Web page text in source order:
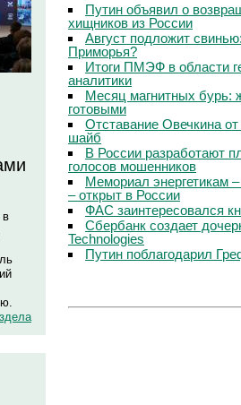
в
Путин объявил о
хищников из России
Август подложит
Приморья?
Итоги ПМЭФ в области
аналитики
Месяц магнитных бурь:
готовыми
Отставание Овечкина
шайб
В России разработают
голосов мошенников
Мемориал энергетикам
– открыт в России
ФАС заинтересовался
Сбербанк создает
Technologies
Путин поблагодарил